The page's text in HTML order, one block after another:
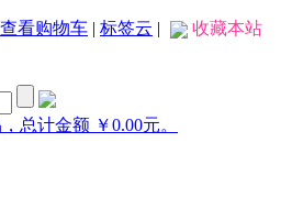
查看购物车 | 标签云 | 收藏本站
总计金额 ￥0.00元。